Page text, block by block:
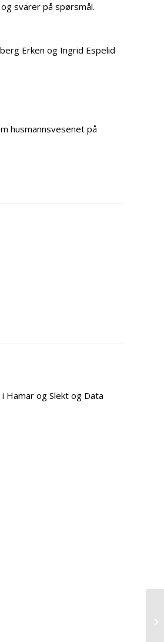
svarer på spørsmål.
Erken og Ingrid Espelid
husmannsvesenet på
Hamar og Slekt og Data